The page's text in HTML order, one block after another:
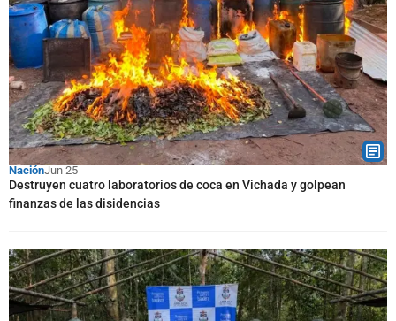
NaciónJun 25
Destruyen cuatro laboratorios de coca en Vichada y golpean
finanzas de las disidencias